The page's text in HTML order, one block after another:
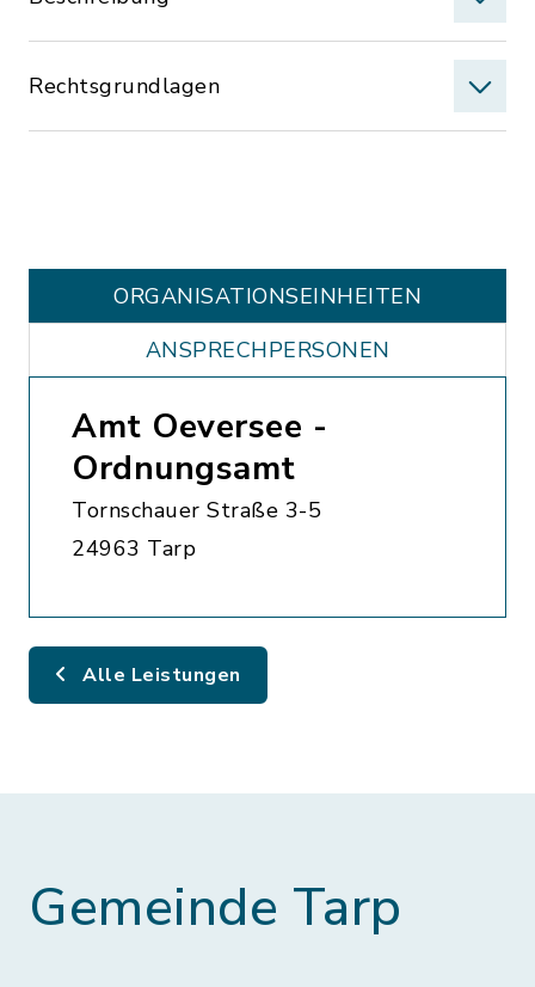
Rechtsgrundlagen
ORGANISATIONS­EINHEITEN
ANSPRECHPERSONEN
Amt Oeversee -
Ordnungsamt
Tornschauer Straße 3-5
24963 Tarp
Alle Leistungen
Gemeinde Tarp